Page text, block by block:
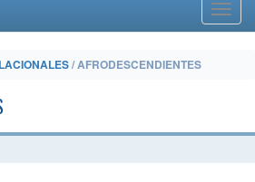
/ AFRODESCENDIENTES